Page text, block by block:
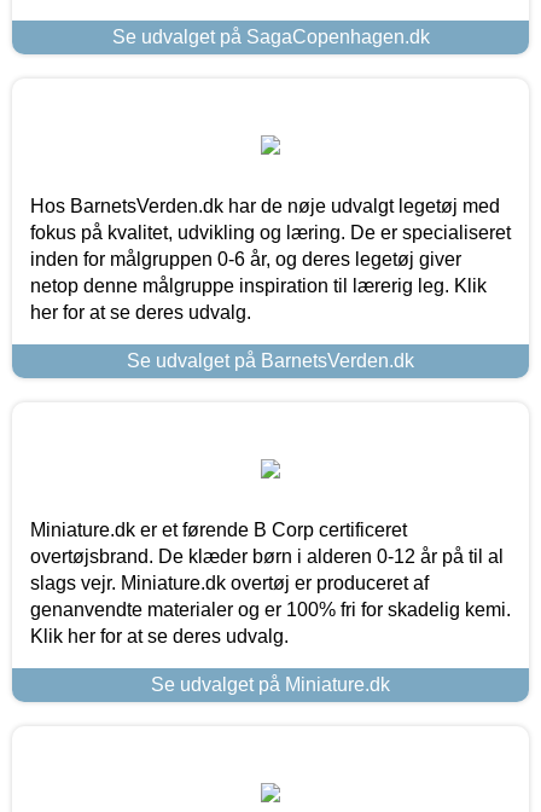
Se udvalget på SagaCopenhagen.dk
Hos BarnetsVerden.dk har de nøje udvalgt legetøj med
fokus på kvalitet, udvikling og læring. De er specialiseret
inden for målgruppen 0-6 år, og deres legetøj giver
netop denne målgruppe inspiration til lærerig leg. Klik
her for at se deres udvalg.
Se udvalget på BarnetsVerden.dk
Miniature.dk er et førende B Corp certificeret
overtøjsbrand. De klæder børn i alderen 0-12 år på til al
slags vejr. Miniature.dk overtøj er produceret af
genanvendte materialer og er 100% fri for skadelig kemi.
Klik her for at se deres udvalg.
Se udvalget på Miniature.dk